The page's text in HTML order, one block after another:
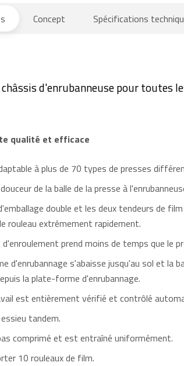
Concept Spécifications
d'enrubanneuse pour toutes
qualité et efficace
à plus de 70 types de presses
de la balle de la presse à
double et les deux tendeurs de
rouleau extrêmement rapidement.
d'enroulement prend moins de temps que le
d'enrubannage s'abaisse jusqu'au sol et la
la plate-forme d'enrubannage.
est entièrement vérifié et contrôlé
tandem.
comprimé et est entraîné uniformément.
10 rouleaux de film.